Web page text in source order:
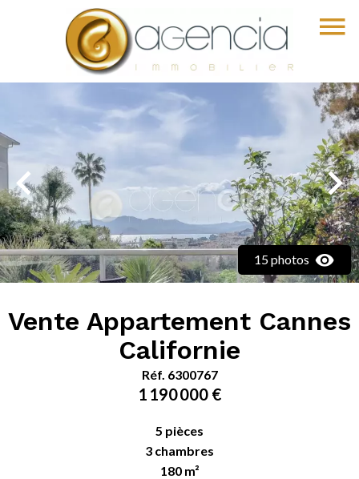
15 photos
Vente Appartement Cannes
Californie
Réf. 6300767
1 190 000 €
5 pièces
3 chambres
180 m²